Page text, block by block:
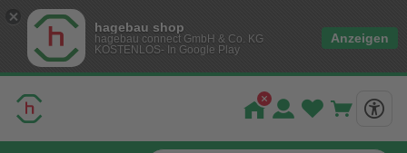
hagebau shop
hagebau connect GmbH & Co. KG
KOSTENLOS- In Google Play
Anzeigen